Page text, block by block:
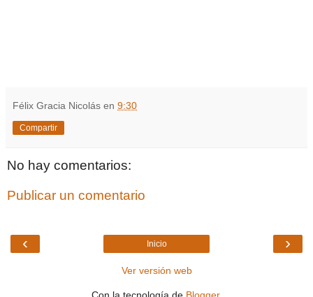
Félix Gracia Nicolás en 9:30
Compartir
No hay comentarios:
Publicar un comentario
‹ ›
Inicio
Ver versión web
Con la tecnología de Blogger.